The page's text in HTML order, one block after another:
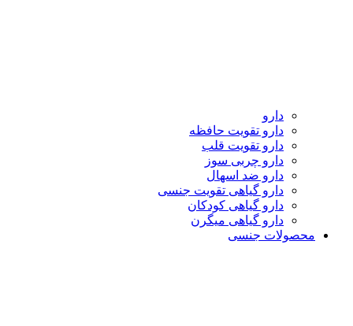
دارو
دارو تقویت حافظه
دارو تقویت قلب
دارو چربی سوز
دارو ضد اسهال
دارو گیاهی تقویت جنسی
دارو گیاهی کودکان
دارو گیاهی میگرن
محصولات جنسی